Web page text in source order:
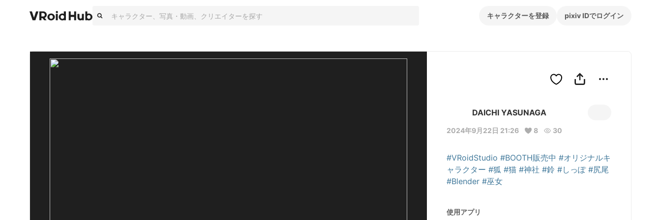
キャラクターを登録 pixiv IDでログイン
DAICHI YASUNAGA
2024年9月22日 21:26 8 30
#VRoidStudio #BOOTH販売中 #オリジナルキ
ャラクター #狐 #猫 #神社 #鈴 #しっぽ #尻尾
#Blender #巫女
使用アプリ